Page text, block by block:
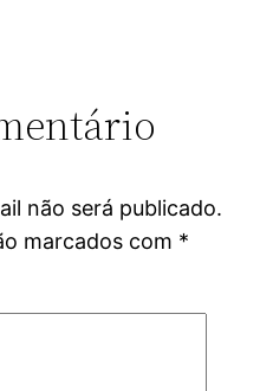
não será publicado.
marcados com *